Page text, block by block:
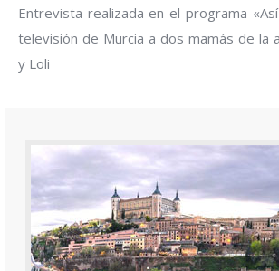
Entrevista realizada en el programa
televisión de Murcia a dos mamás de la
y Loli